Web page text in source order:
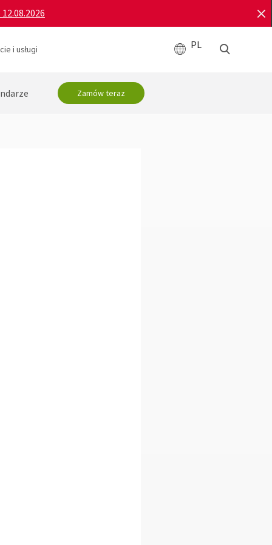
i usługi PL
Zamów teraz